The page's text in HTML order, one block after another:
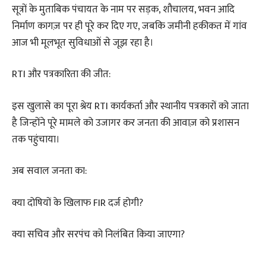
सूत्रों के मुताबिक पंचायत के नाम पर सड़क, शौचालय, भवन आदि
निर्माण कागज़ पर ही पूरे कर दिए गए, जबकि जमीनी हकीकत में गांव
आज भी मूलभूत सुविधाओं से जूझ रहा है।
RTI और पत्रकारिता की जीत:
इस खुलासे का पूरा श्रेय RTI कार्यकर्ता और स्थानीय पत्रकारों को जाता
है जिन्होंने पूरे मामले को उजागर कर जनता की आवाज़ को प्रशासन
तक पहुंचाया।
अब सवाल जनता का:
क्या दोषियों के खिलाफ FIR दर्ज होगी?
क्या सचिव और सरपंच को निलंबित किया जाएगा?